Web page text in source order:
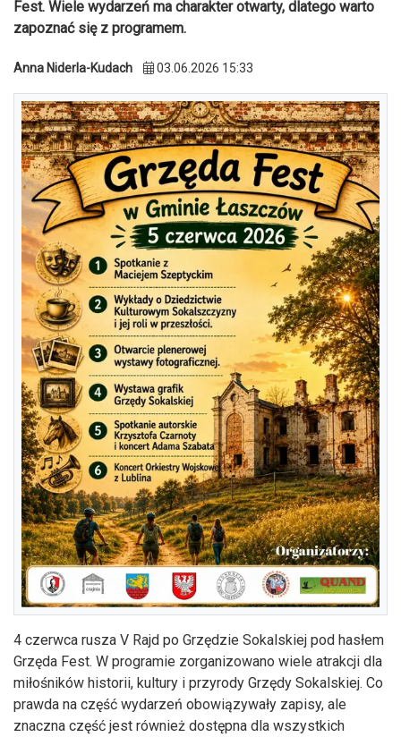
Fest. Wiele wydarzeń ma charakter otwarty, dlatego warto
zapoznać się z programem.
Anna Niderla-Kudach 03.06.2026 15:33
4 czerwca rusza V Rajd po Grzędzie Sokalskiej pod hasłem
Grzęda Fest. W programie zorganizowano wiele atrakcji dla
miłośników historii, kultury i przyrody Grzędy Sokalskiej. Co
prawda na część wydarzeń obowiązywały zapisy, ale
znaczna część jest również dostępna dla wszystkich